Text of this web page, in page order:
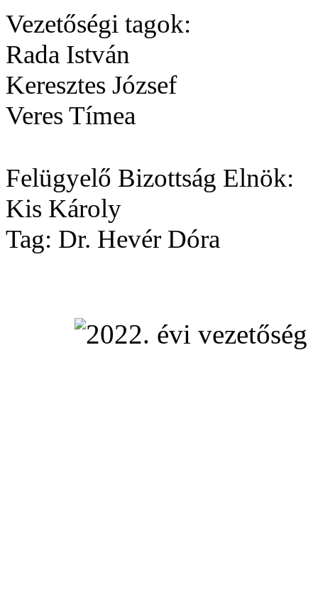
Vezetőségi tagok:
Rada István
Keresztes József
Veres Tímea
Felügyelő Bizottság Elnök:
Kis Károly
Tag: Dr. Hevér Dóra